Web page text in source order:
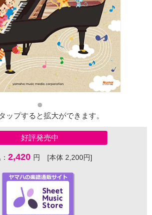
ップすると拡大ができます。
好評発売中
2,420 円 [本体 2,200円]